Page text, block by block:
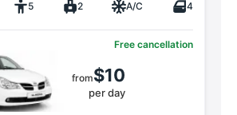
5 2 A/C 4
Free cancellation
from$10
per day